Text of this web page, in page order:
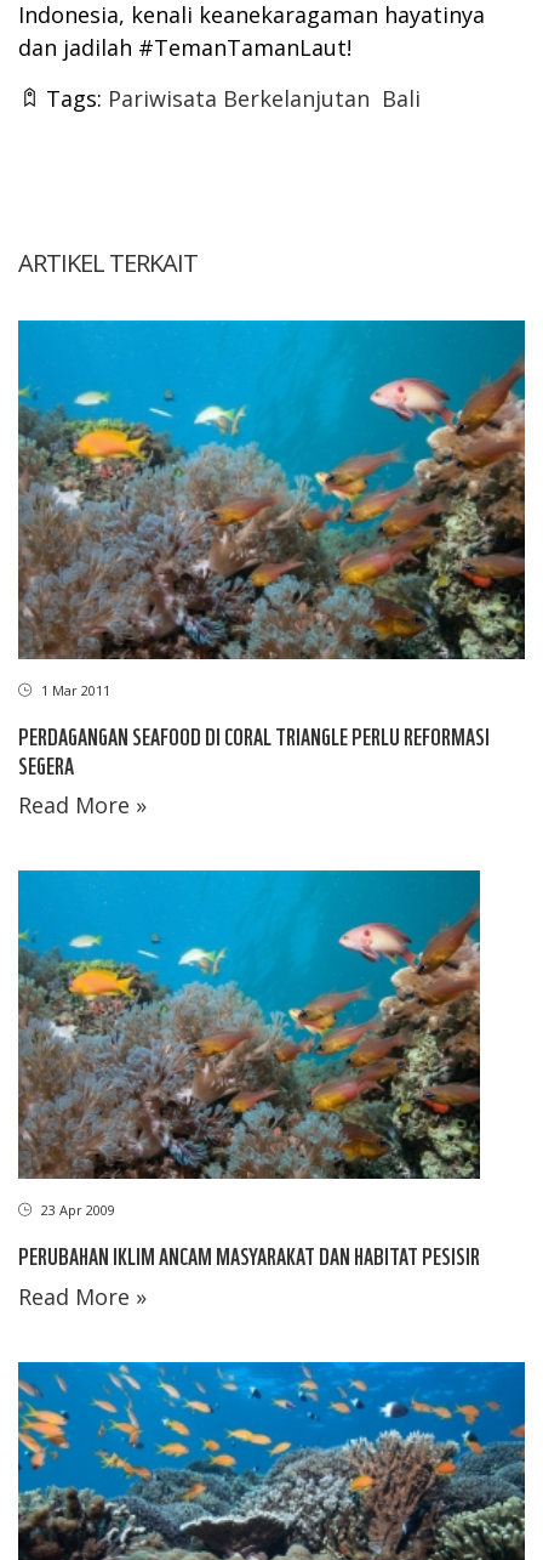
Indonesia, kenali keanekaragaman hayatinya
dan jadilah #TemanTamanLaut!
Tags: Pariwisata Berkelanjutan Bali
ARTIKEL TERKAIT
1 Mar 2011
PERDAGANGAN SEAFOOD DI CORAL TRIANGLE PERLU REFORMASI
SEGERA
Read More »
23 Apr 2009
PERUBAHAN IKLIM ANCAM MASYARAKAT DAN HABITAT PESISIR
Read More »